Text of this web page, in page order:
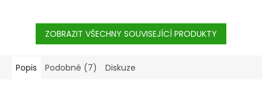
ZOBRAZIT VŠECHNY SOUVISEJÍCÍ PRODUKTY
Popis Podobné (7) Diskuze